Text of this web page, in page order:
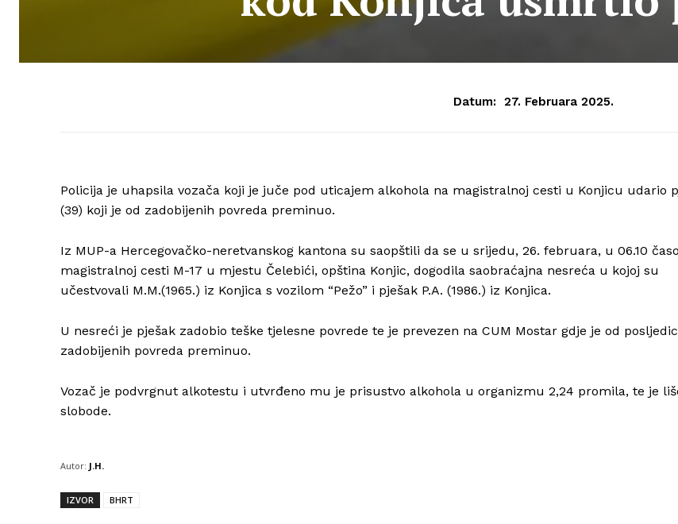
Info
Datum: 27. Februara 2025.
Policija je uhapsila vozača koji je juče pod uticajem alkohola na magistralnoj cesti u Konjicu udario
(39) koji je od zadobijenih povreda preminuo.
Iz MUP-a Hercegovačko-neretvanskog kantona su saopštili da se u srijedu, 26. februara, u 06.10
magistralnoj cesti M-17 u mjestu Čelebići, opština Konjic, dogodila saobraćajna nesreća u kojoj su
učestvovali M.M.(1965.) iz Konjica s vozilom “Pežo” i pješak P.A. (1986.) iz Konjica.
U nesreći je pješak zadobio teške tjelesne povrede te je prevezen na CUM Mostar gdje je od
zadobijenih povreda preminuo.
Vozač je podvrgnut alkotestu i utvrđeno mu je prisustvo alkohola u organizmu 2,24 promila, te je
slobode.
Autor: J.H.
IZVOR BHRT